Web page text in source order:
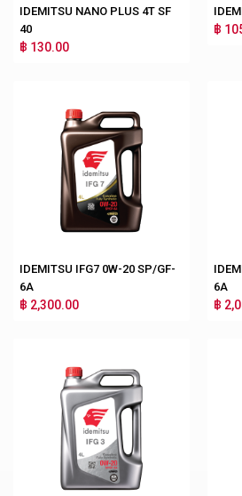
IDEMITSU NANO PLUS 4T SF
40
฿ 130.00
฿
IDEMITSU IFG7 0W-20 SP/GF-
6A
฿ 2,300.00
6A
฿